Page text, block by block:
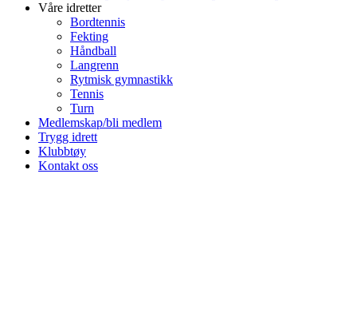
Våre idretter
Bordtennis
Fekting
Håndball
Langrenn
Rytmisk gymnastikk
Tennis
Turn
Medlemskap/bli medlem
Trygg idrett
Klubbtøy
Kontakt oss